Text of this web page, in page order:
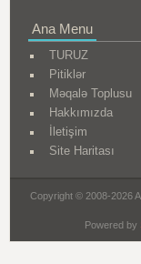
Ana Menu
TURUZ
Pitiklər
Məqalə Toplusu
Hakkımızda
İletişim
Site Haritası
Copyright © 2008-2026
Powered by